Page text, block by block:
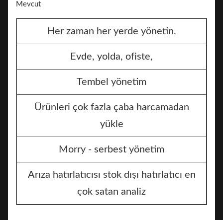
Her zaman her yerde yönetin.
Evde, yolda, ofiste,
Tembel yönetim
Ürünleri çok fazla çaba harcamadan
yükle
Morry - serbest yönetim
Arıza hatırlatıcısı stok dışı hatırlatıcı en
çok satan analiz